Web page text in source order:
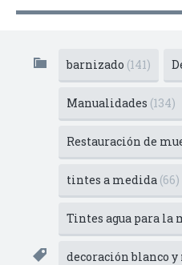
barnizado (141)
Manualidades (134)
Restauración de
tintes a medida (66)
Tintes agua para la
decoración blanco